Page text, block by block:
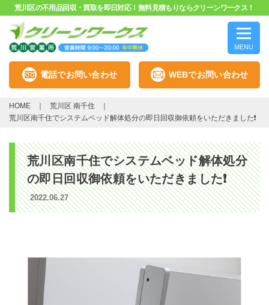
荒川区の不用品回収・買取を即日対応！無料見積もりならクリーンワークス！
MENU
電話でお問い合わせ WEBでお問い合わせ
HOME
荒川区 南千住
荒川区南千住でシステムベッド解体処分の即日回収御依頼をいただきました❗
荒川区南千住でシステムベッド解体処分
の即日回収御依頼をいただきました❗
2022.06.27